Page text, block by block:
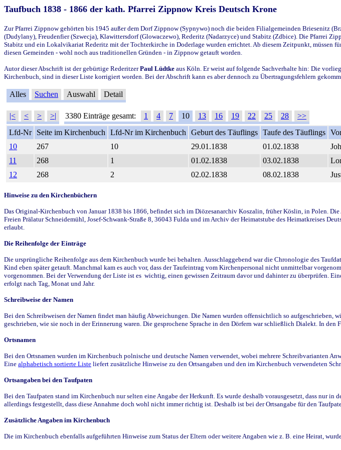
Taufbuch 1838 - 1866 der kath. Pfarrei Zippnow Kreis Deutsch Krone
Zur Pfarrei Zippnow gehörten bis 1945 außer dem Dorf Zippnow (Sypnywo) noch die beiden Filialgemeinden Briesenitz
(Dudylany), Freudenfier (Szwecja), Klawittersdorf (Glowaczewo), Rederitz (Nadarzyce) und Stabitz (Zdbice). Die Pfarrei
Stabitz und ein Lokalvikariat Rederitz mit der Tochterkirche in Doderlage wurden errichtet. Ab diesem Zeitpunkt, müssen
diesen Gemeinden - wohl noch aus traditionellen Gründen - in Zippnow getauft worden.
Autor dieser Abschrift ist der gebürtige RederitzerPaul Lüdtke aus Köln. Er weist auf folgende Sachverhalte hin: Die
Kirchenbuch, sind in dieser Liste korrigiert worden. Bei der Abschrift kann es aber dennoch zu Übertragungsfehlern
Alles Suchen Auswahl Detail
|< < > >| 3380 Einträge gesamt: 1 4 7 10 13 16 19 22 25 28
>>
Lfd-Nr
Seite im Kirchenbuch Lfd-Nr im Kirchenbuch Geburt des Täuflings Taufe des Täuflings
10
267 10 29.01.1838 01.02.1838
11
268 1 01.02.1838 03.02.1838
12
268 2 02.02.1838 08.02.1838
Hinweise zu den Kirchenbüchern
Das Original-Kirchenbuch von Januar 1838 bis 1866, befindet sich im Diözesanarchiv Koszalin, früher Köslin, in Polen.
Freien Prälatur Schneidemühl, Josef-Schwank-Straße 8, 36043 Fulda und im Archiv der Heimatstube des Heimatkreises
erlaubt.
Die Reihenfolge der Einträge
Die ursprüngliche Reihenfolge aus dem Kirchenbuch wurde bei behalten. Ausschlaggebend war die Chronologie des
Kind eben später getauft. Manchmal kam es auch vor, dass der Taufeintrag vom Kirchenpersonal nicht unmittelbar
vorgenommen. Bei der Verwendung der Liste ist es wichtig, einen gewissen Zeitraum davor und dahinter zu überprüfen.
erfolgt nach Tag, Monat und Jahr.
Schreibweise der Namen
Bei den Schreibweisen der Namen findet man häufig Abweichungen. Die Namen wurden offensichtlich so aufgeschrieben,
geschrieben, wie sie noch in der Erinnerung waren. Die gesprochene Sprache in den Dörfern war schließlich Dialekt. In
Ortsnamen
Bei den Ortsnamen wurden im Kirchenbuch polnische und deutsche Namen verwendet, wobei mehrere Schreibvarianten
Eine alphabetisch sortierte Liste liefert zusätzliche Hinweise zu den Ortsangaben und den im Kirchenbuch verwendeten
Ortsangaben bei den Taufpaten
Bei den Taufpaten stand im Kirchenbuch nur selten eine Angabe der Herkunft. Es wurde deshalb vorausgesetzt, dass nur
allerdings festgestellt, dass diese Annahme doch wohl nicht immer richtig ist. Deshalb ist bei der Ortsangabe für den
Zusätzliche Angaben im Kirchenbuch
Die im Kirchenbuch ebenfalls aufgeführten Hinweise zum Status der Eltern oder weitere Angaben wie z. B. eine Heirat,